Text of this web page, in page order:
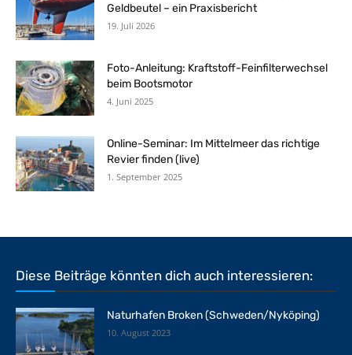
Geldbeutel – ein Praxisbericht
19. Juli 2026
Foto-Anleitung: Kraftstoff-Feinfilterwechsel
beim Bootsmotor
4. Juni 2025
Online-Seminar: Im Mittelmeer das richtige
Revier finden (live)
1. September 2025
Diese Beiträge könnten dich auch interessieren:
Naturhafen Broken (Schweden/Nyköping)
10. August 2023